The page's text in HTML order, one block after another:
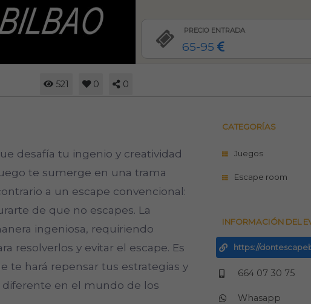
PRECIO ENTRADA
65-95
521 0 0
desafía tu ingenio y creatividad
te sumerge en una trama
a un escape convencional:
de que no escapes. La
ingeniosa, requiriendo
resolverlos y evitar el escape. Es
te hará repensar tus estrategias y
en el mundo de los
CATEGORÍAS
Juegos
Escape room
INFORMACIÓN DEL
https://
664 07 30 75
Whasapp